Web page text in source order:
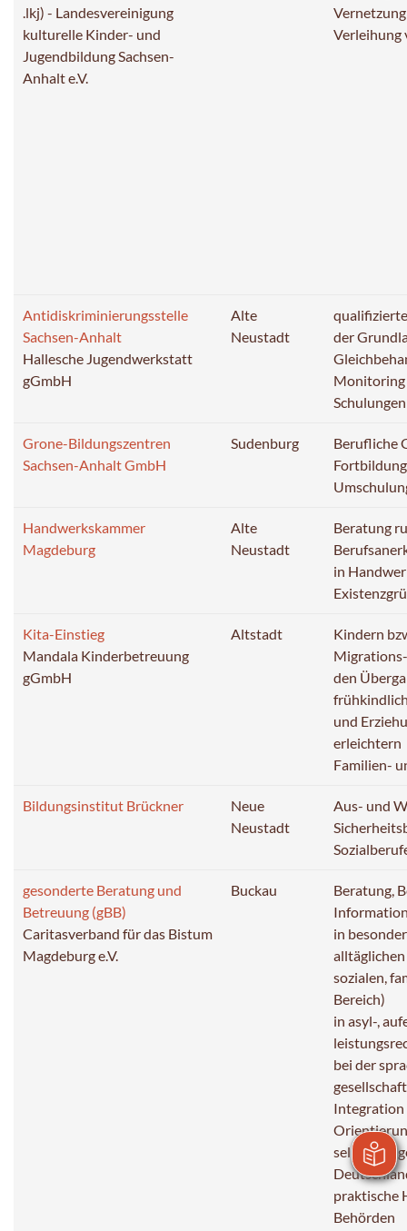
.lkj) - Landesvereinigung
kulturelle Kinder- und
Jugendbildung Sachsen-
Anhalt e.V.
Vernetzung
Verleihung
Antidiskriminierungsstelle
Sachsen-Anhalt
Hallesche Jugendwerkstatt
gGmbH
Alte
Neustadt
der
Monitoring
Schulungen
Grone-Bildungszentren
Sachsen-Anhalt GmbH
Sudenburg
Berufliche
Handwerkskammer
Magdeburg
Alte
Neustadt
Beratung
in
Kita-Einstieg
Mandala Kinderbetreuung
gGmbH
Altstadt
Kindern
den
und
erleichtern
Familien-
Bildungsinstitut Brückner
Neue
Neustadt
Aus- und
gesonderte Beratung und
Betreuung (gBB)
Caritasverband für das Bistum
Magdeburg e.V.
Buckau
Beratung,
in
alltäglichen
sozialen,
Bereich)
in asyl-,
bei der
Integration
praktische
Behörden